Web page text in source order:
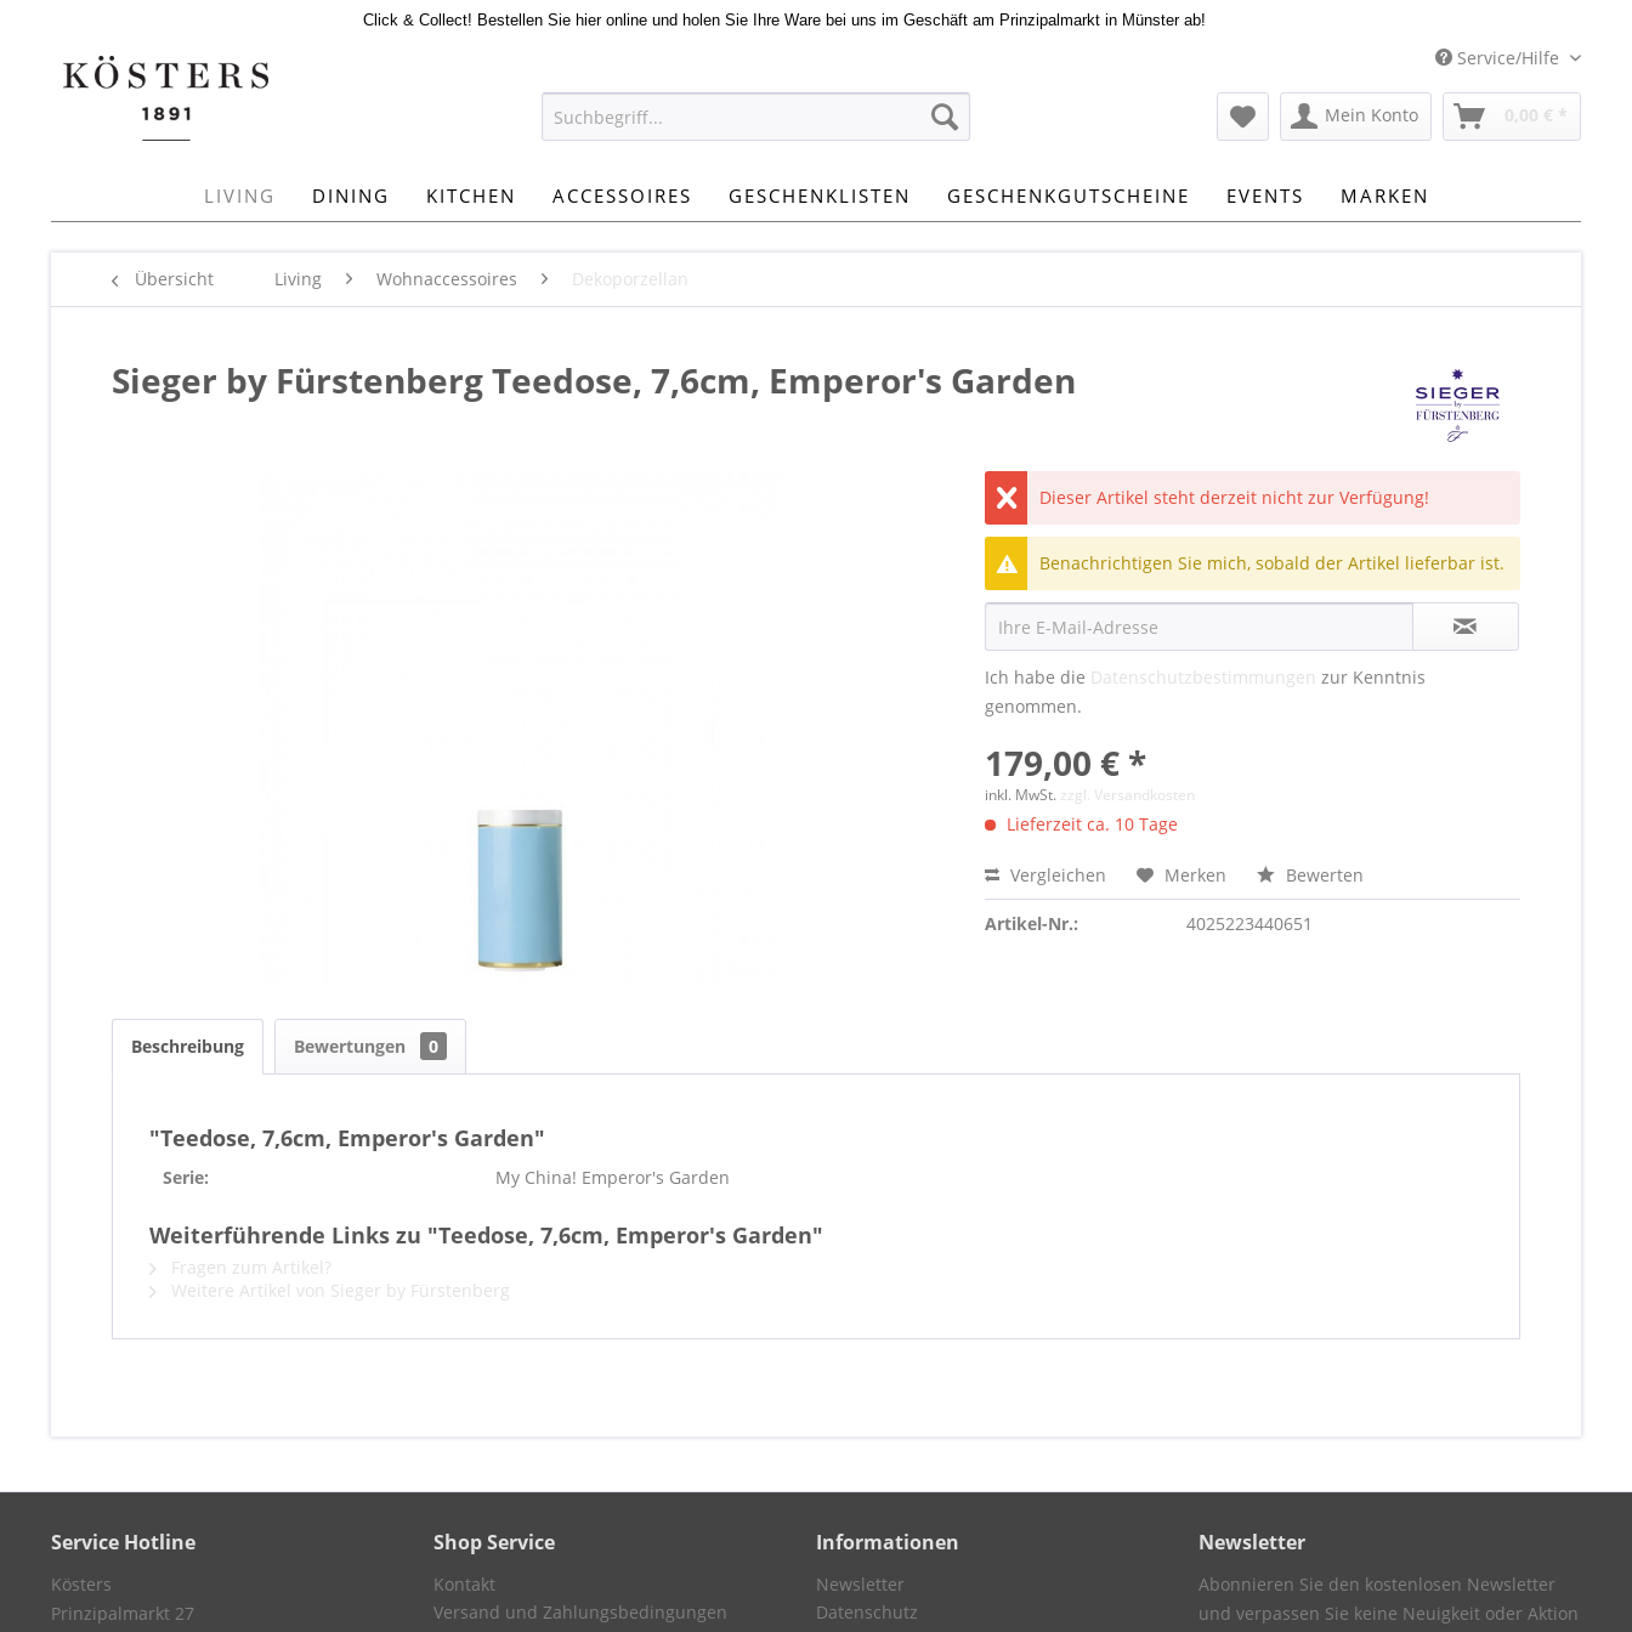
Click & Collect! Bestellen Sie hier online und holen Sie Ihre Ware bei uns im Geschäft am Prinzipalmarkt in Münster ab!
Service/Hilfe
Mein Konto 0,00 € *
LIVING DINING KITCHEN ACCESSOIRES GESCHENKLISTEN GESCHENKGUTSCHEINE EVENTS MARKEN
Übersicht Living Wohnaccessoires Dekoporzellan
Sieger by Fürstenberg Teedose, 7,6cm, Emperor's Garden
Dieser Artikel steht derzeit nicht zur Verfügung!
Benachrichtigen Sie mich, sobald der Artikel lieferbar ist.
Ich habe die Datenschutzbestimmungen zur Kenntnis
genommen.
179,00 € *
inkl. MwSt. zzgl. Versandkosten
Lieferzeit ca. 10 Tage
Vergleichen Merken Bewerten
Artikel-Nr.: 4025223440651
Beschreibung Bewertungen 0
"Teedose, 7,6cm, Emperor's Garden"
Serie: My China! Emperor's Garden
Weiterführende Links zu "Teedose, 7,6cm, Emperor's Garden"
Fragen zum Artikel?
Weitere Artikel von Sieger by Fürstenberg
Service Hotline
Kösters
Prinzipalmarkt 27
Shop Service
Kontakt
Versand und Zahlungsbedingungen
Informationen
Newsletter
Datenschutz
Newsletter
Abonnieren Sie den kostenlosen Newsletter
und verpassen Sie keine Neuigkeit oder Aktion